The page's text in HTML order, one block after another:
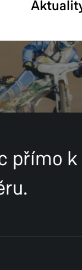
přímo k